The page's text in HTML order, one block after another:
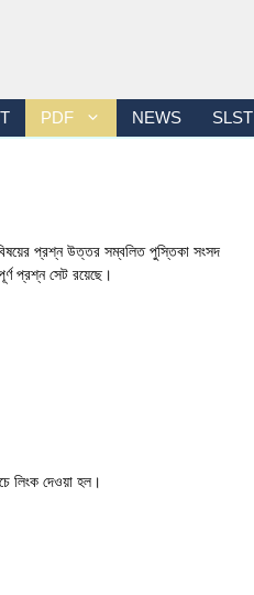
PDF NEWS SLST
প্রশ্ন উত্তর সম্বলিত পুস্তিকা সংসদ
প্রশ্ন সেট রয়েছে।
লিংক দেওয়া হল।